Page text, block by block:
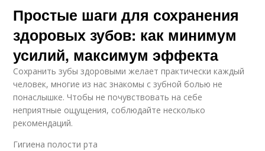
Простые шаги для сохранения
здоровых зубов: как минимум
усилий, максимум эффекта
Сохранить зубы здоровыми желает практически каждый
человек, многие из нас знакомы с зубной болью не
понаслышке. Чтобы не почувствовать на себе
неприятные ощущения, соблюдайте несколько
рекомендаций.
Гигиена полости рта